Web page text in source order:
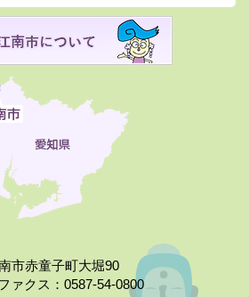
市赤童子町大堀90
ァクス：0587-54-0800